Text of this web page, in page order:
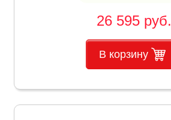
26 595 руб.
В корзину